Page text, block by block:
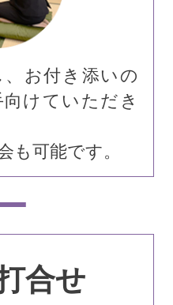
お付き添いの
けていただき
も可能です。
合せ